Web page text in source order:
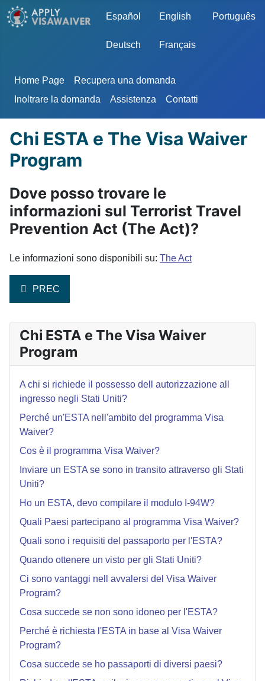
Seleziona la tua lingua
Español English Português
Deutsch Français
Home Page
Recupera una domanda
Inoltrare la domanda
Assistenza Contatti
Chi ESTA e The Visa Waiver
Program
Dove posso trovare le
informazioni sul Terrorist Travel
Prevention Act (The Act)?
Le informazioni sono disponibili su: The Act
ARTICOLO PRECEDENTE: SE SONO IN CANADA O
PREC
Chi ESTA e The Visa Waiver
Program
A chi si richiede il possesso dell autorizzazione all
ingresso negli Stati Uniti?
Perché un'ESTA nell'ambito del programma Visa
Waiver?
Cos è il programma Visa Waiver?
Inviare un ESTA se sono in transito attraverso gli Stati
Uniti?
Ho un ESTA, devo compilare il modulo I-94W?
Quali Paesi partecipano al programma Visa Waiver?
Quali sono i requisiti del passaporto per l'ESTA?
Quando ottenere un visto per gli Stati Uniti?
Ci sono vantaggi nell avvalersi del Visa Waiver
Program?
Cosa succede se non sono idoneo per l'ESTA?
Perché è richiesta l'ESTA in base al Visa Waiver
Program?
Cosa succede se ho passaporti di diversi paesi?